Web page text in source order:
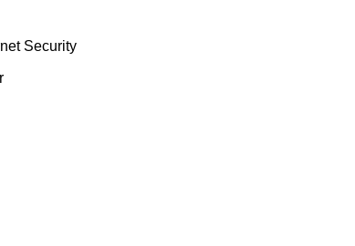
Security